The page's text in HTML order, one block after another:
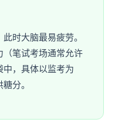
大脑最易疲劳。
（笔试考场通常允许
，具体以监考为
分。